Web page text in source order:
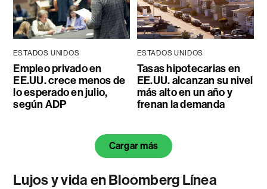
ESTADOS UNIDOS
Empleo privado en
EE.UU. crece menos de
lo esperado en julio,
según ADP
ESTADOS UNIDOS
Tasas hipotecarias en
EE.UU. alcanzan su nivel
más alto en un año y
frenan la demanda
Cargar más
Lujos y vida en Bloomberg Línea